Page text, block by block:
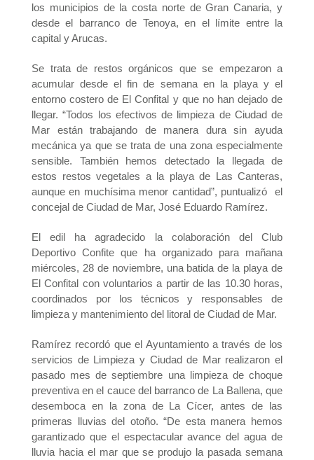
los municipios de la costa norte de Gran Canaria, y
desde el barranco de Tenoya, en el límite entre la
capital y Arucas.
Se trata de restos orgánicos que se empezaron a
acumular desde el fin de semana en la playa y el
entorno costero de El Confital y que no han dejado de
llegar. “Todos los efectivos de limpieza de Ciudad de
Mar están trabajando de manera dura sin ayuda
mecánica ya que se trata de una zona especialmente
sensible. También hemos detectado la llegada de
estos restos vegetales a la playa de Las Canteras,
aunque en muchísima menor cantidad”, puntualizó el
concejal de Ciudad de Mar, José Eduardo Ramírez.
El edil ha agradecido la colaboración del Club
Deportivo Confite que ha organizado para mañana
miércoles, 28 de noviembre, una batida de la playa de
El Confital con voluntarios a partir de las 10.30 horas,
coordinados por los técnicos y responsables de
limpieza y mantenimiento del litoral de Ciudad de Mar.
Ramírez recordó que el Ayuntamiento a través de los
servicios de Limpieza y Ciudad de Mar realizaron el
pasado mes de septiembre una limpieza de choque
preventiva en el cauce del barranco de La Ballena, que
desemboca en la zona de La Cícer, antes de las
primeras lluvias del otoño. “De esta manera hemos
garantizado que el espectacular avance del agua de
lluvia hacia el mar que se produjo la pasada semana